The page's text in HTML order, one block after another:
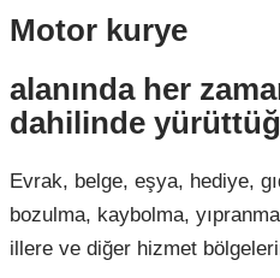
Motor kurye
alanında her
dahilinde
Evrak, belge, eşya, hediye,
bozulma, kaybolma,
illere ve diğer hizmet